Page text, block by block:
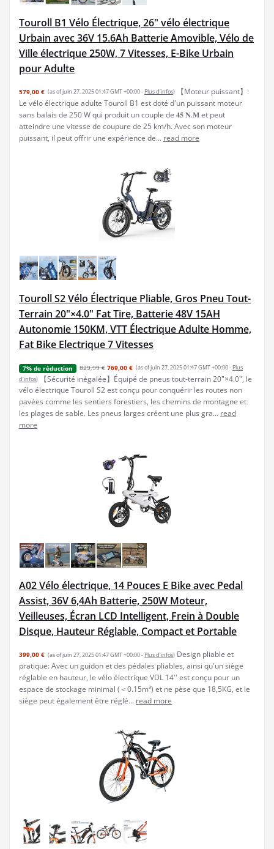
Touroll B1 Vélo Électrique, 26" vélo électrique
Urbain avec 36V 15.6Ah Batterie Amovible, Vélo de
Ville électrique 250W, 7 Vitesses, E-Bike Urbain
pour Adulte
579,00 € (as of juin 27, 2025 01:47 GMT +00:00 - Plus d’infos)
【Moteur puissant】:
Le vélo électrique adulte Touroll B1 est doté d'un puissant moteur
sans balais de 250 W qui produit un couple de 𝟒𝟓 𝐍.𝐌 et peut
atteindre une vitesse de coupure de 25 km/h. Avec son moteur
puissant, il peut offrir une expérience de... read more
Touroll S2 Vélo Électrique Pliable, Gros Pneu Tout-
Terrain 20"×4.0" Fat Tire, Batterie 48V 15AH
Autonomie 150KM, VTT Électrique Adulte Homme,
Fat Bike Electrique 7 Vitesses
7% de réduction 829,99 € 769,00 € (as of juin 27, 2025 01:47 GMT +00:00 - Plus
d’infos)
【Sécurité inégalée】Équipé de pneus tout-terrain 20"×4.0", le
vélo électrique Touroll S2 est conçu pour conquérir les routes non
pavées comme les sentiers forestiers, les chemins de montagne et
les plages de sable. Les pneus larges créent une plus gra... read
more
A02 Vélo électrique, 14 Pouces E Bike avec Pedal
Assist, 36V 6,4Ah Batterie, 250W Moteur,
Veilleuses, Écran LCD Intelligent, Frein à Double
Disque, Hauteur Réglable, Compact et Portable
399,00 € (as of juin 27, 2025 01:47 GMT +00:00 - Plus d’infos) Design pliable et
pratique: Avec un guidon et des pédales pliables, ainsi qu'un siège
réglable en hauteur, le vélo électrique VDL 14'' est conçu pour un
espace de stockage minimal (＜0.15m³) et ne pèse que 18,5KG, et le
siège peut également être réglé... read more